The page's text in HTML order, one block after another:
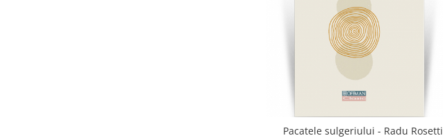
Pacatele sulgeriului - Radu Rosetti